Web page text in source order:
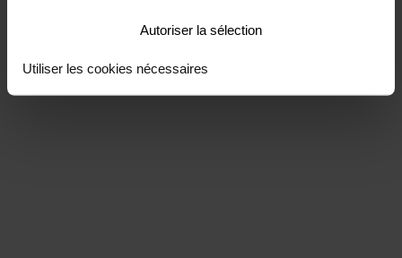
Autoriser la sélection
Utiliser les cookies nécessaires